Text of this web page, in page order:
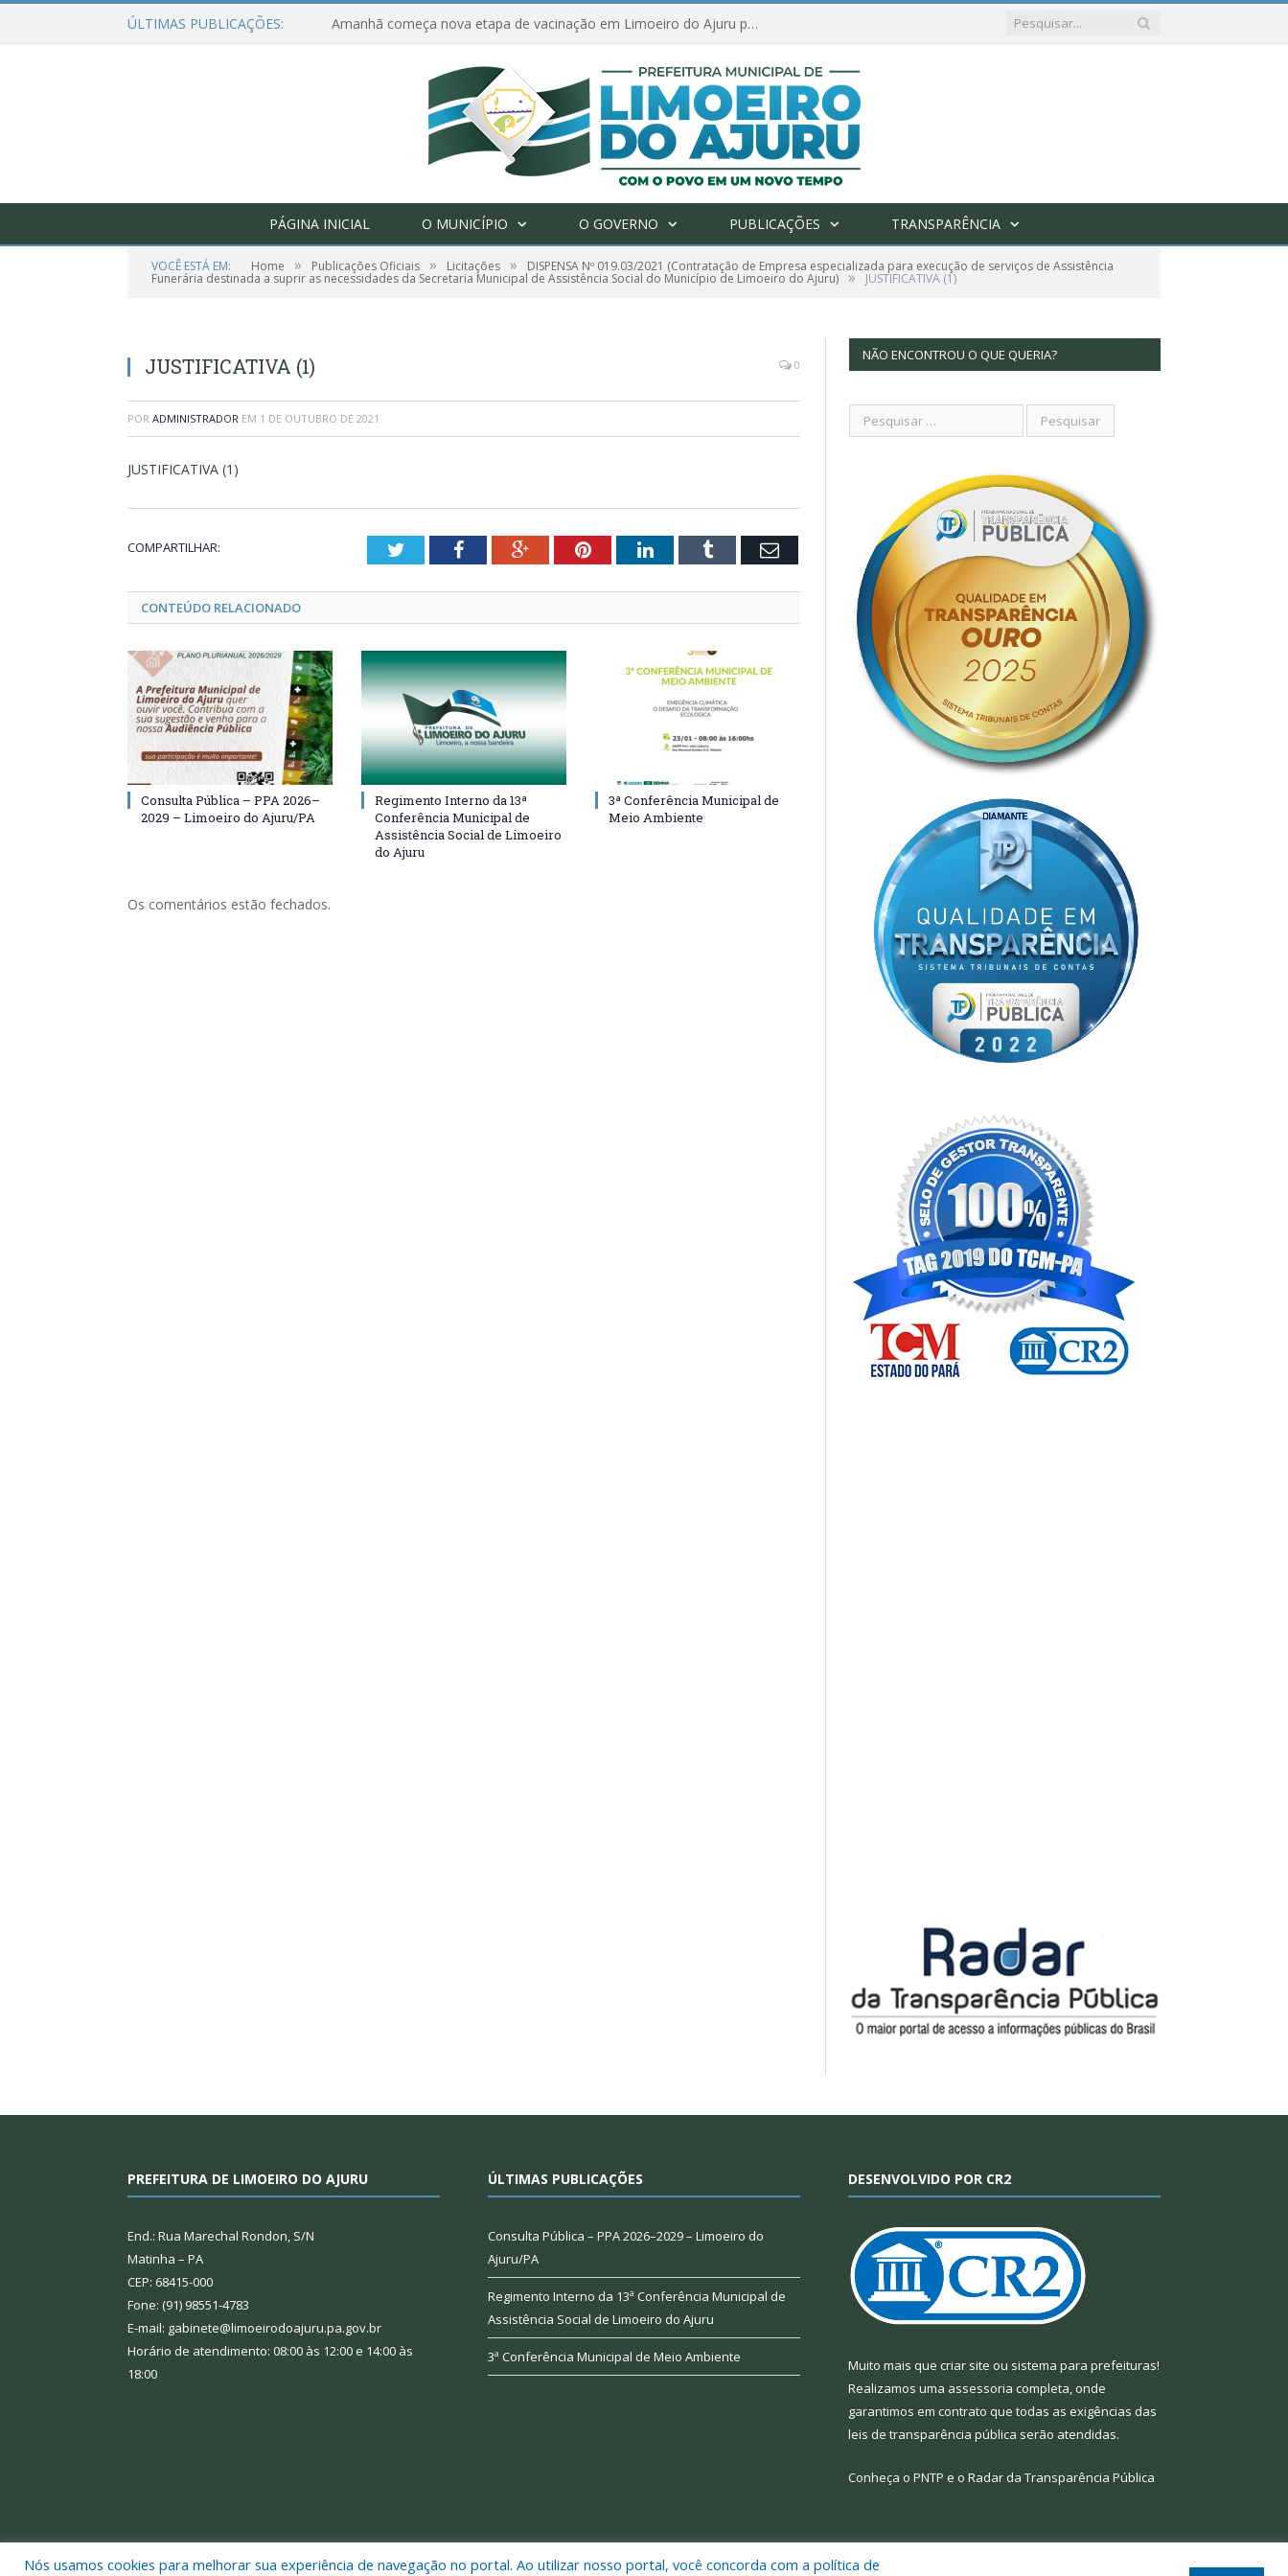
ÚLTIMAS PUBLICAÇÕES: Amanhã começa nova etapa de vacinação em Limoeiro do Ajuru para idosos com 65 ou mais
PÁGINA INICIAL O MUNICÍPIO O GOVERNO PUBLICAÇÕES TRANSPARÊNCIA
VOCÊ ESTÁ EM: Home » Publicações Oficiais » Licitações » DISPENSA Nº 019.03/2021 (Contratação de Empresa especializada para execução de serviços de Assistência
Funerária destinada a suprir as necessidades da Secretaria Municipal de Assistência Social do Município de Limoeiro do Ajuru) » JUSTIFICATIVA (1)
JUSTIFICATIVA (1) 0
POR ADMINISTRADOR EM 1 DE OUTUBRO DE 2021
JUSTIFICATIVA (1)
COMPARTILHAR: TwitterFacebookGoogle+PinterestLinkedInTumblr Email
CONTEÚDO RELACIONADO
Consulta Pública – PPA 2026–
2029 – Limoeiro do Ajuru/PA
Regimento Interno da 13ª
Conferência Municipal de
Assistência Social de Limoeiro
do Ajuru
3ª Conferência Municipal de
Meio Ambiente
Os comentários estão fechados.
NÃO ENCONTROU O QUE QUERIA?
PREFEITURA DE LIMOEIRO DO AJURU
End.: Rua Marechal Rondon, S/N
Matinha – PA
CEP: 68415-000
Fone: (91) 98551-4783
E-mail: gabinete@limoeirodoajuru.pa.gov.br
Horário de atendimento: 08:00 às 12:00 e 14:00 às
18:00
ÚLTIMAS PUBLICAÇÕES
Consulta Pública – PPA 2026–2029 – Limoeiro do
Ajuru/PA
Regimento Interno da 13ª Conferência Municipal de
Assistência Social de Limoeiro do Ajuru
3ª Conferência Municipal de Meio Ambiente
DESENVOLVIDO POR CR2
Muito mais que criar site ou sistema para prefeituras!
Realizamos uma assessoria completa, onde
garantimos em contrato que todas as exigências das
leis de transparência pública serão atendidas.
Conheça o PNTP e o Radar da Transparência Pública
Nós usamos cookies para melhorar sua experiência de navegação no portal. Ao utilizar nosso portal, você concorda com a política de